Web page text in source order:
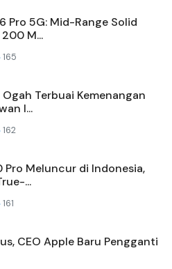
Pro 5G: Mid-Range Solid
M...
165
Terbuai Kemenangan
I...
162
Pro Meluncur di Indonesia,
...
161
CEO Apple Baru Pengganti